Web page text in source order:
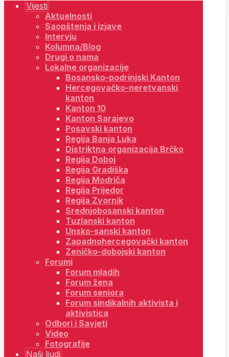
Vijesti
Aktuelnosti
Saopštenja i izjave
Intervju
Kolumna/Blog
Drugi o nama
Lokalne organizacije
Bosansko-podrinjski Kanton
Hercegovačko-neretvanski
kanton
Kanton 10
Kanton Sarajevo
Posavski kanton
Regija Banja Luka
Distriktna organizacija Brčko
Regija Doboj
Regija Gradiška
Regija Modriča
Regija Prijedor
Regija Zvornik
Srednjobosanski kanton
Tuzlanski kanton
Unsko-sanski kanton
Zapadnohercegovački kanton
Zeničko-dobojski kanton
Forumi
Forum mladih
Forum žena
Forum seniora
Forum sindikalnih aktivista i
aktivistica
Odbori i Savjeti
Video
Fotografije
Naši ljudi